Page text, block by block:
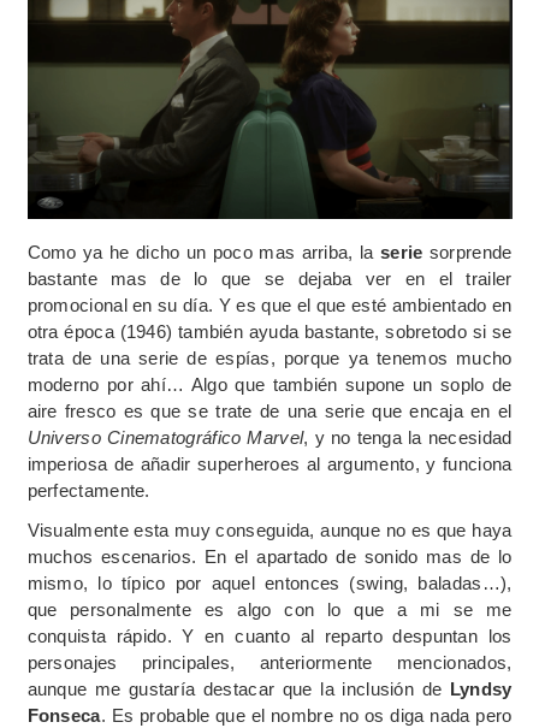
Como ya he dicho un poco mas arriba, la serie sorprende
bastante mas de lo que se dejaba ver en el trailer
promocional en su día. Y es que el que esté ambientado en
otra época (1946) también ayuda bastante, sobretodo si se
trata de una serie de espías, porque ya tenemos mucho
moderno por ahí… Algo que también supone un soplo de
aire fresco es que se trate de una serie que encaja en el
Universo Cinematográfico Marvel, y no tenga la necesidad
imperiosa de añadir superheroes al argumento, y funciona
perfectamente.
Visualmente esta muy conseguida, aunque no es que haya
muchos escenarios. En el apartado de sonido mas de lo
mismo, lo típico por aquel entonces (swing, baladas…),
que personalmente es algo con lo que a mi se me
conquista rápido. Y en cuanto al reparto despuntan los
personajes principales, anteriormente mencionados,
aunque me gustaría destacar que la inclusión de Lyndsy
Fonseca. Es probable que el nombre no os diga nada pero